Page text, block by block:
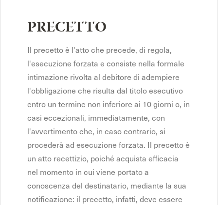
PRECETTO
Il precetto è l'atto che precede, di regola,
l'esecuzione forzata e consiste nella formale
intimazione rivolta al debitore di adempiere
l'obbligazione che risulta dal titolo esecutivo
entro un termine non inferiore ai 10 giorni o, in
casi eccezionali, immediatamente, con
l'avvertimento che, in caso contrario, si
procederà ad esecuzione forzata. Il precetto è
un atto recettizio, poiché acquista efficacia
nel momento in cui viene portato a
conoscenza del destinatario, mediante la sua
notificazione: il precetto, infatti, deve essere